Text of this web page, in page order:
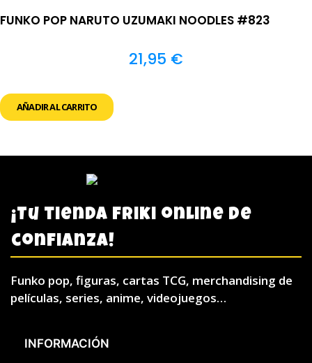
FUNKO POP NARUTO UZUMAKI NOODLES #823
21,95 €
AÑADIR AL CARRITO
¡Tu tienda friki online de
confianza!
Funko pop, figuras, cartas TCG, merchandising de
películas, series, anime, videojuegos…
INFORMACIÓN